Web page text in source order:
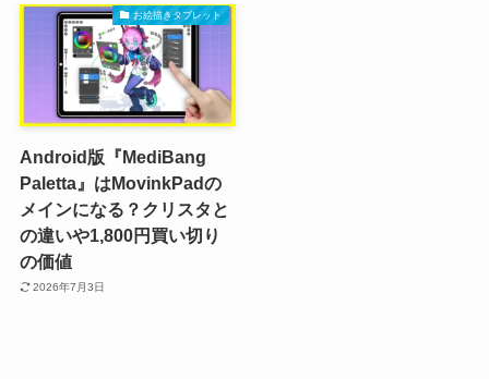
お絵描きタブレット
Android版『MediBang
Paletta』はMovinkPadの
メインになる？クリスタと
の違いや1,800円買い切り
の価値
2026年7月3日